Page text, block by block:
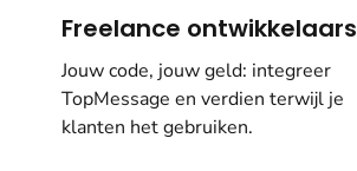
Freelance ontwikkelaars
Jouw code, jouw geld: integreer
TopMessage en verdien terwijl je
klanten het gebruiken.